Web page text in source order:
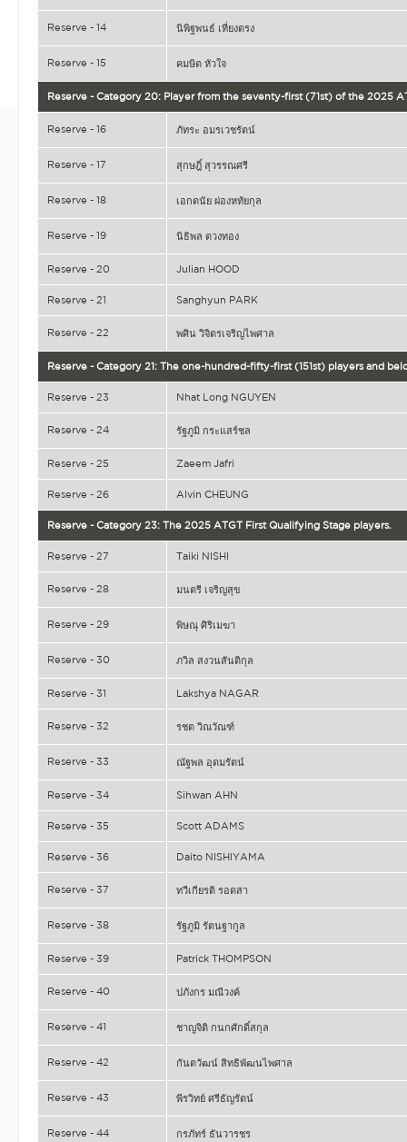
Reserve - 14 นิพิฐพนธ์ เที่ยงตรง
Reserve - 15 คมษิต หัวใจ
Reserve - Category 20: Player from the seventy-first (71st) of the 2025
Reserve - 16 ภัทระ อมรเวชรัตน์
Reserve - 17 สุกษฎิ์ สุวรรณศรี
Reserve - 18 เอกดนัย ผ่องหทัยกุล
Reserve - 19 นิธิพล ตวงทอง
Reserve - 20 Julian HOOD
Reserve - 21 Sanghyun PARK
Reserve - 22 พศิน วิจิตรเจริญไพศาล
Reserve - Category 21: The one-hundred-fifty-first (151st) players and
Reserve - 23 Nhat Long NGUYEN
Reserve - 24 รัฐภูมิ กระแสร์ชล
Reserve - 25 Zaeem Jafri
Reserve - 26 Alvin CHEUNG
Reserve - Category 23: The 2025 ATGT First Qualifying Stage players.
Reserve - 27 Taiki NISHI
Reserve - 28 มนตรี เจริญสุข
Reserve - 29 พิษณุ ศิริเมฆา
Reserve - 30 ภวิล สงวนสันติกุล
Reserve - 31 Lakshya NAGAR
Reserve - 32 รชต วิณวัณฑ์
Reserve - 33 ณัฐพล อุดมรัตน์
Reserve - 34 Sihwan AHN
Reserve - 35 Scott ADAMS
Reserve - 36 Daito NISHIYAMA
Reserve - 37 ทวีเกียรติ รอดสา
Reserve - 38 รัฐภูมิ รัตนฐากูล
Reserve - 39 Patrick THOMPSON
Reserve - 40 ปภังกร มณีวงค์
Reserve - 41 ชาญจิติ กนกศักดิ์สกุล
Reserve - 42 กันตวัฒน์ สิทธิพัฒนไพศาล
Reserve - 43 พีรวิทย์ ศรีธัญรัตน์
Reserve - 44 กรภัทร์ ธันวารชร